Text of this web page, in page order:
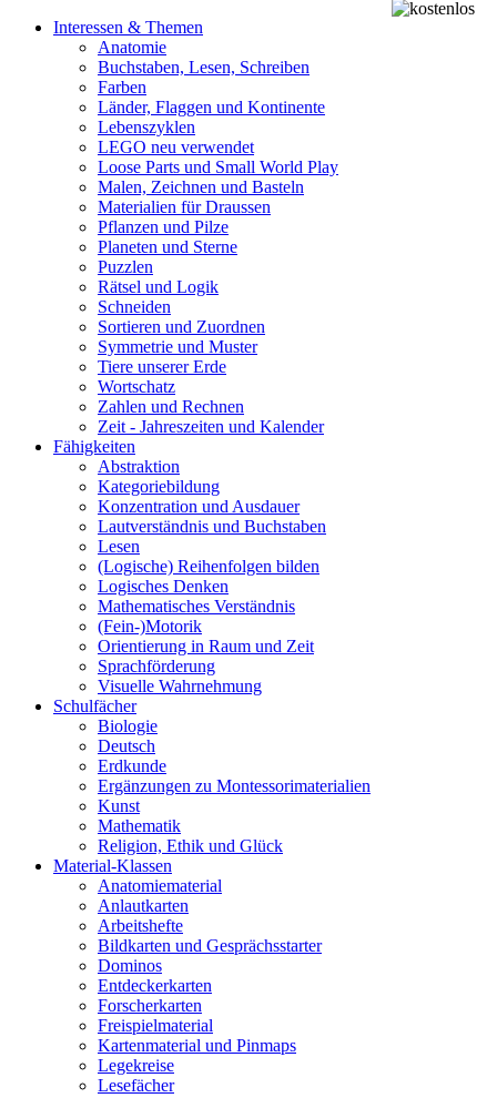
Interessen & Themen
Anatomie
Buchstaben, Lesen, Schreiben
Farben
Länder, Flaggen und Kontinente
Lebenszyklen
LEGO neu verwendet
Loose Parts und Small World Play
Malen, Zeichnen und Basteln
Materialien für Draussen
Pflanzen und Pilze
Planeten und Sterne
Puzzlen
Rätsel und Logik
Schneiden
Sortieren und Zuordnen
Symmetrie und Muster
Tiere unserer Erde
Wortschatz
Zahlen und Rechnen
Zeit - Jahreszeiten und Kalender
Fähigkeiten
Abstraktion
Kategoriebildung
Konzentration und Ausdauer
Lautverständnis und Buchstaben
Lesen
(Logische) Reihenfolgen bilden
Logisches Denken
Mathematisches Verständnis
(Fein-)Motorik
Orientierung in Raum und Zeit
Sprachförderung
Visuelle Wahrnehmung
Schulfächer
Biologie
Deutsch
Erdkunde
Ergänzungen zu Montessorimaterialien
Kunst
Mathematik
Religion, Ethik und Glück
Material-Klassen
Anatomiematerial
Anlautkarten
Arbeitshefte
Bildkarten und Gesprächsstarter
Dominos
Entdeckerkarten
Forscherkarten
Freispielmaterial
Kartenmaterial und Pinmaps
Legekreise
Lesefächer